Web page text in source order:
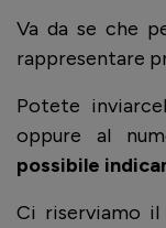
Va da se che
rappresentare
Potete
oppure al
possibile
Ci riserviamo